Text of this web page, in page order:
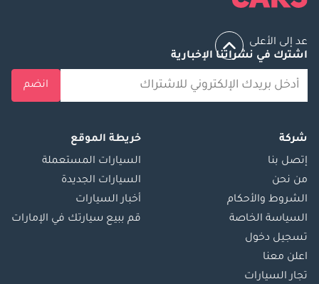
عد إلى الأعلى
اشترك في نشراتنا الإخبارية
انضم
شركة
إتصل بنا
من نحن
الشروط والأحكام
السياسة الخاصة
تسجيل دخول
اعلن معنا
تجار السيارات
خريطة الموقع
السيارات المستعملة
السيارات الجديدة
أخبار السيارات
قم ببيع سيارتك في الإمارات